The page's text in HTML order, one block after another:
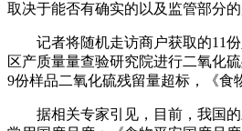
取决于能否有确实的以及监管部分的
记者将随机走访商户获取的11份
区产质量量查验研究院进行二氧化
9份样品二氧化硫残留量超标，《食
据相关专家引见，目前，我国的